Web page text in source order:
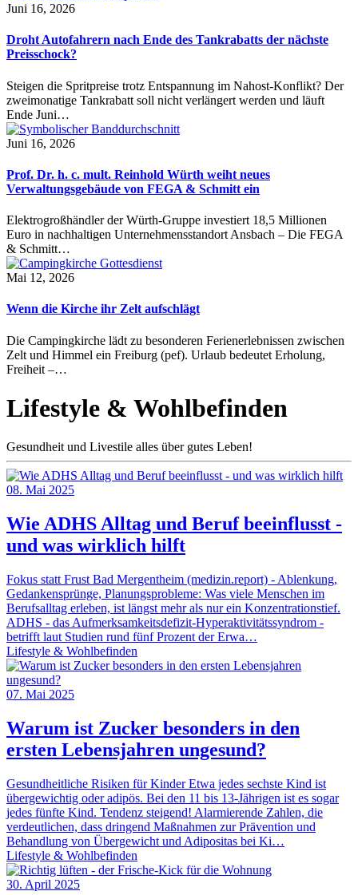
Juni 16, 2026
Droht Autofahrern nach Ende des Tankrabatts der nächste
Preisschock?
Steigen die Spritpreise trotz Entspannung im Nahost-Konflikt? Der
zweimonatige Tankrabatt soll nicht verlängert werden und läuft
Ende Juni…
Juni 16, 2026
Prof. Dr. h. c. mult. Reinhold Würth weiht neues
Verwaltungsgebäude von FEGA & Schmitt ein
Elektrogroßhändler der Würth-Gruppe investiert 18,5 Millionen
Euro in nachhaltigen Unternehmensstandort Ansbach – Die FEGA
& Schmitt…
Mai 12, 2026
Wenn die Kirche ihr Zelt aufschlägt
Die Campingkirche lädt zu besonderen Ferienerlebnissen zwischen
Zelt und Himmel ein Freiburg (pef). Urlaub bedeutet Erholung,
Freiheit –…
Lifestyle & Wohlbefinden
Gesundheit und Livestile alles über gutes Leben!
08. Mai 2025
Wie ADHS Alltag und Beruf beeinflusst -
und was wirklich hilft
Fokus statt Frust Bad Mergentheim (medizin.report) - Ablenkung,
Gedankensprünge, Planungsprobleme: Was viele Menschen im
Berufsalltag erleben, ist längst mehr als nur ein Konzentrationstief.
ADHS - das Aufmerksamkeitsdefizit-Hyperaktivitätssyndrom -
betrifft laut Studien rund fünf Prozent der Erwa…
Lifestyle & Wohlbefinden
07. Mai 2025
Warum ist Zucker besonders in den
ersten Lebensjahren ungesund?
Gesundheitliche Risiken für Kinder Etwa jedes sechste Kind ist
übergewichtig oder adipös. Bei den 11 bis 13-Jährigen ist es sogar
jedes fünfte Kind. Tendenz steigend! Alarmierende Zahlen, die
verdeutlichen, dass dringend Maßnahmen zur Prävention und
Behandlung von Übergewicht und Adipositas bei Ki…
Lifestyle & Wohlbefinden
30. April 2025